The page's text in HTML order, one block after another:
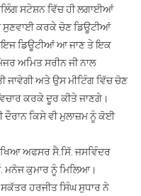
ਸਟੇਸ਼ਨ ਵਿੱਚ ਹੀ ਲਗਾਈਆਂ
ਸੁਣਵਾਈ ਕਰਕੇ ਚੋਣ ਡਿਊਟੀਆਂ
ਡਿਊਟੀਆਂ ਆ ਜਾਣ ਤੇ ਇਕ
ਅਮਿਤ ਸਰੀਨ ਜੀ ਨਾਲ
ਜਾਵੇਗੀ ਅਤੇ ਉਸ ਮੀਟਿੰਗ ਵਿੱਚ ਚੋਣ
ਕਰਕੇ ਦੂਰ ਕੀਤੇ ਜਾਣਗੇ।
ਦੌਰਾਨ ਕਿਸੇ ਵੀ ਮੁਲਾਜ਼ਮ ਨੂੰ ਕੋਈ
ਅਫਸਰ ਸੈ.ਸਿੱ. ਜਸਵਿੰਦਰ
ਮਨੋਜ ਕੁਮਾਰ ਨੂੰ ਮਿਲਿਆ।
ਸਕੱਤਰ ਹਰਜੀਤ ਸਿੰਘ ਸੁਧਾਰ ਨੇ